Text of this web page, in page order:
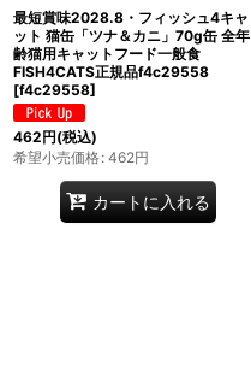
最短賞味2028.8・フィッシュ4キャ
ット 猫缶「ツナ＆カニ」70g缶 全年
齢猫用キャットフード一般食
FISH4CATS正規品f4c29558
[f4c29558]
462円(税込)
希望小売価格: 462円
カートに入れる